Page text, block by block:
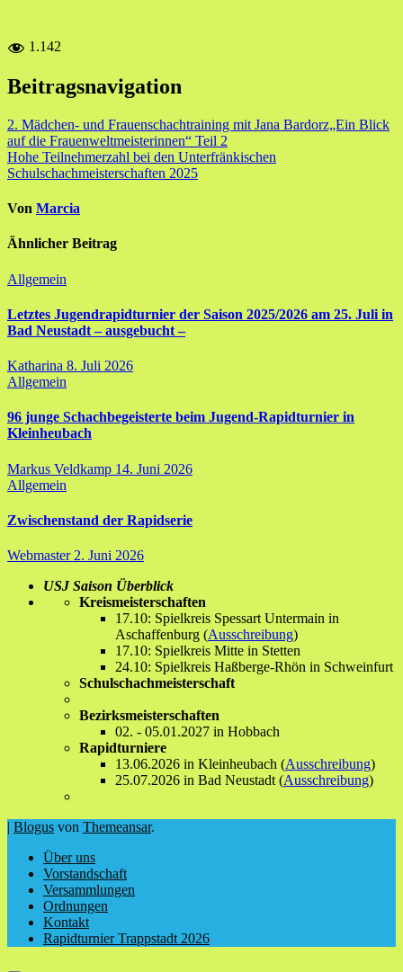
1.142
Beitragsnavigation
2. Mädchen- und Frauenschachtraining mit Jana Bardorz„Ein Blick
auf die Frauenweltmeisterinnen“ Teil 2
Hohe Teilnehmerzahl bei den Unterfränkischen
Schulschachmeisterschaften 2025
Von Marcia
Ähnlicher Beitrag
Allgemein
Letztes Jugendrapidturnier der Saison 2025/2026 am 25. Juli in
Bad Neustadt – ausgebucht –
Katharina 8. Juli 2026
Allgemein
96 junge Schachbegeisterte beim Jugend-Rapidturnier in
Kleinheubach
Markus Veldkamp 14. Juni 2026
Allgemein
Zwischenstand der Rapidserie
Webmaster 2. Juni 2026
USJ Saison Überblick
Kreismeisterschaften
17.10: Spielkreis Spessart Untermain in
Aschaffenburg (Ausschreibung)
17.10: Spielkreis Mitte in Stetten
24.10: Spielkreis Haßberge-Rhön in Schweinfurt
Schulschachmeisterschaft
Bezirksmeisterschaften
02. - 05.01.2027 in Hobbach
Rapidturniere
13.06.2026 in Kleinheubach (Ausschreibung)
25.07.2026 in Bad Neustadt (Ausschreibung)
| Blogus von Themeansar.
Über uns
Vorstandschaft
Versammlungen
Ordnungen
Kontakt
Rapidturnier Trappstadt 2026